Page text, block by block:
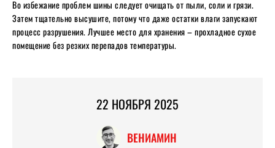
Во избежание проблем шины следует очищать от пыли, соли и грязи.
Затем тщательно высушите, потому что даже остатки влаги запускают
процесс разрушения. Лучшее место для хранения – прохладное сухое
помещение без резких перепадов температуры.
22 НОЯБРЯ 2025
ВЕНИАМИН